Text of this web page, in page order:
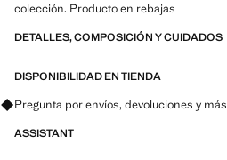
colección. Producto en rebajas
DETALLES, COMPOSICIÓN Y CUIDADOS
DISPONIBILIDAD EN TIENDA
Pregunta por envíos, devoluciones y más
ASSISTANT